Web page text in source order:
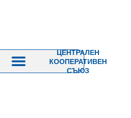
ЦЕНТРАЛЕН
КООПЕРАТИВЕН
СЪЮЗ